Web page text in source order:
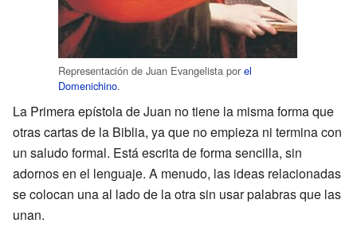
Representación de Juan Evangelista por el
Domenichino.
La Primera epístola de Juan no tiene la misma forma que
otras cartas de la Biblia, ya que no empieza ni termina con
un saludo formal. Está escrita de forma sencilla, sin
adornos en el lenguaje. A menudo, las ideas relacionadas
se colocan una al lado de la otra sin usar palabras que las
unan.